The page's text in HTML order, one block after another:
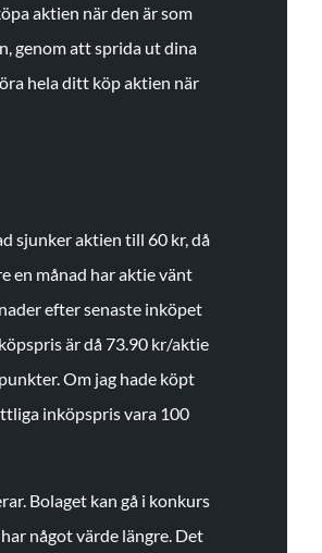
aktien när den är som
genom att sprida ut dina
hela ditt köp aktien när
sjunker aktien till 60 kr, då
en månad har aktie vänt
efter senaste inköpet
är då 73.90 kr/aktie
Om jag hade köpt
inköpspris vara 100
Bolaget kan gå i konkurs
något värde längre. Det